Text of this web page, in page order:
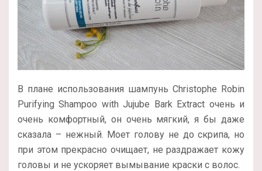
В плане использования шампунь Christophe Robin
Purifying Shampoo with Jujube Bark Extract очень и
очень комфортный, он очень мягкий, я бы даже
сказала – нежный. Моет голову не до скрипа, но
при этом прекрасно очищает, не раздражает кожу
головы и не ускоряет вымывание краски с волос.